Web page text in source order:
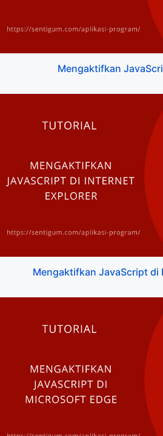
Mengaktifkan
Mengaktifkan JavaScript di